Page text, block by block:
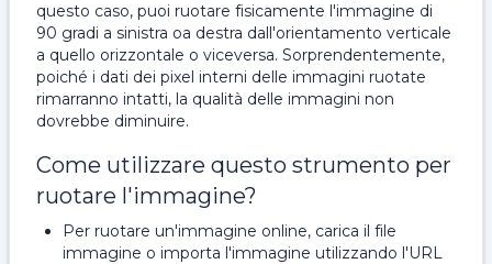
questo caso, puoi ruotare fisicamente l'immagine di
90 gradi a sinistra oa destra dall'orientamento verticale
a quello orizzontale o viceversa. Sorprendentemente,
poiché i dati dei pixel interni delle immagini ruotate
rimarranno intatti, la qualità delle immagini non
dovrebbe diminuire.
Come utilizzare questo strumento per
ruotare l'immagine?
Per ruotare un'immagine online, carica il file
immagine o importa l'immagine utilizzando l'URL